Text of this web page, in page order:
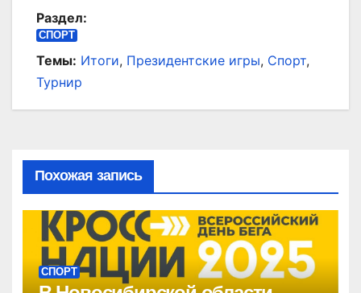
Раздел:
СПОРТ
Темы: Итоги, Президентские игры, Спорт,
Турнир
Похожая запись
СПОРТ